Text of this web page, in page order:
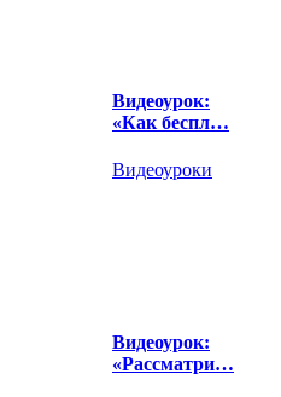
Видеоурок:
«Как беспл…
Видеоуроки
Видеоурок:
«Рассматри…